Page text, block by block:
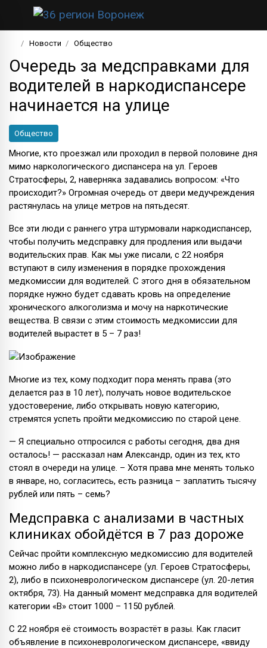
Новости Общество
Очередь за медсправками для
водителей в наркодиспансере
начинается на улице
Общество
Многие, кто проезжал или проходил в первой половине дня
мимо наркологического диспансера на ул. Героев
Стратосферы, 2, наверняка задавались вопросом: «Что
происходит?» Огромная очередь от двери медучреждения
растянулась на улице метров на пятьдесят.
Все эти люди с раннего утра штурмовали наркодиспансер,
чтобы получить медсправку для продления или выдачи
водительских прав. Как мы уже писали, с 22 ноября
вступают в силу изменения в порядке прохождения
медкомиссии для водителей. С этого дня в обязательном
порядке нужно будет сдавать кровь на определение
хронического алкоголизма и мочу на наркотические
вещества. В связи с этим стоимость медкомиссии для
водителей вырастет в 5 – 7 раз!
Многие из тех, кому подходит пора менять права (это
делается раз в 10 лет), получать новое водительское
удостоверение, либо открывать новую категорию,
стремятся успеть пройти медкомиссию по старой цене.
— Я специально отпросился с работы сегодня, два дня
осталось! — рассказал нам Александр, один из тех, кто
стоял в очереди на улице. – Хотя права мне менять только
в январе, но, согласитесь, есть разница – заплатить тысячу
рублей или пять – семь?
Медсправка с анализами в частных
клиниках обойдётся в 7 раз дороже
Сейчас пройти комплексную медкомиссию для водителей
можно либо в наркодиспансере (ул. Героев Стратосферы,
2), либо в психоневрологическом диспансере (ул. 20-летия
октября, 73). На данный момент медсправка для водителей
категории «В» стоит 1000 – 1150 рублей.
С 22 ноября её стоимость возрастёт в разы. Как гласит
объявление в психоневрологическом диспансере, «ввиду